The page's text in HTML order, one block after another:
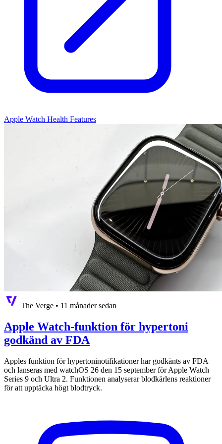
Apple Watch Health Features
The Verge • 11 månader sedan
Apple Watch-funktion för hypertoni
godkänd av FDA
Apples funktion för hypertoninotifikationer har godkänts av FDA
och lanseras med watchOS 26 den 15 september för Apple Watch
Series 9 och Ultra 2. Funktionen analyserar blodkärlens reaktioner
för att upptäcka högt blodtryck.